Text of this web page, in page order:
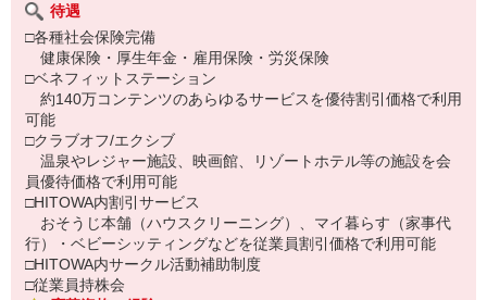
待遇
□各種社会保険完備
健康保険・厚生年金・雇用保険・労災保険
□ベネフィットステーション
約140万コンテンツのあらゆるサービスを優待割引価格で利用
可能
□クラブオフ/エクシブ
温泉やレジャー施設、映画館、リゾートホテル等の施設を会
員優待価格で利用可能
□HITOWA内割引サービス
おそうじ本舗（ハウスクリーニング）、マイ暮らす（家事代
行）・ベビーシッティングなどを従業員割引価格で利用可能
□HITOWA内サークル活動補助制度
□従業員持株会